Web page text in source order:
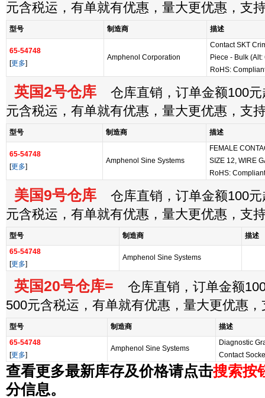
元含税运，有单就有优惠，量大更优惠，支
型号 制造商 描述
65-54748
[更多]
Amphenol Corporation
Contact SKT
Piece - Bulk
RoHS:
英国2号仓库 仓库直销，订单金额100元
元含税运，有单就有优惠，量大更优惠，支
型号 制造商 描述
65-54748
[更多]
Amphenol Sine Systems
FEMALE
SIZE 12, WIRE
RoHS: Compliant
美国9号仓库 仓库直销，订单金额100元
元含税运，有单就有优惠，量大更优惠，支
型号 制造商
描述
65-54748
[更多]
Amphenol Sine Systems
英国20号仓库= 仓库直销，订单金额
500元含税运，有单就有优惠，量大更优惠
型号 制造商
描述
65-54748
[更多]
Amphenol Sine Systems
Diagnostic
Contact
查看更多最新库存及价格请点击搜索按
分信息。